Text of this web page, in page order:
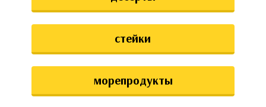
стейки
морепродукты